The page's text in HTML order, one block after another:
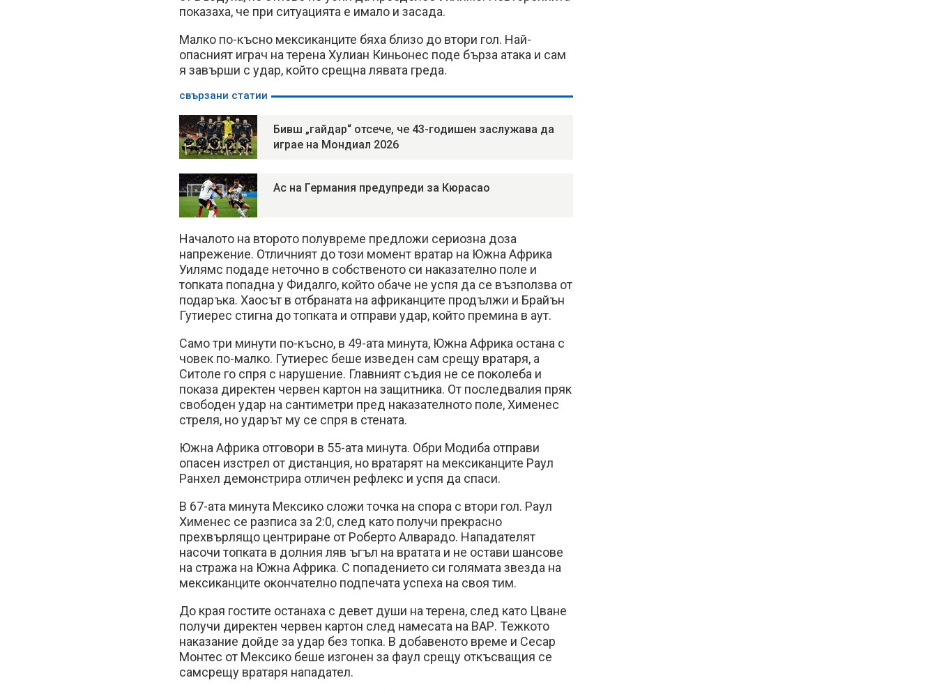
показаха, че при ситуацията е имало и засада.
Малко по-късно мексиканците бяха близо до втори гол. Най-
опасният играч на терена Хулиан Киньонес поде бърза атака и сам
я завърши с удар, който срещна лявата греда.
свързани статии
Бивш „гайдар“ отсече, че 43-годишен заслужава да
играе на Мондиал 2026
Ас на Германия предупреди за Кюрасао
Началото на второто полувреме предложи сериозна доза
напрежение. Отличният до този момент вратар на Южна Африка
Уилямс подаде неточно в собственото си наказателно поле и
топката попадна у Фидалго, който обаче не успя да се възползва от
подаръка. Хаосът в отбраната на африканците продължи и Брайън
Гутиерес стигна до топката и отправи удар, който премина в аут.
Само три минути по-късно, в 49-ата минута, Южна Африка остана с
човек по-малко. Гутиерес беше изведен сам срещу вратаря, а
Ситоле го спря с нарушение. Главният съдия не се поколеба и
показа директен червен картон на защитника. От последвалия пряк
свободен удар на сантиметри пред наказателното поле, Хименес
стреля, но ударът му се спря в стената.
Южна Африка отговори в 55-ата минута. Обри Модиба отправи
опасен изстрел от дистанция, но вратарят на мексиканците Раул
Ранхел демонстрира отличен рефлекс и успя да спаси.
В 67-ата минута Мексико сложи точка на спора с втори гол. Раул
Хименес се разписа за 2:0, след като получи прекрасно
прехвърлящо центриране от Роберто Алварадо. Нападателят
насочи топката в долния ляв ъгъл на вратата и не остави шансове
на стража на Южна Африка. С попадението си голямата звезда на
мексиканците окончателно подпечата успеха на своя тим.
До края гостите останаха с девет души на терена, след като Цване
получи директен червен картон след намесата на ВАР. Тежкото
наказание дойде за удар без топка. В добавеното време и Сесар
Монтес от Мексико беше изгонен за фаул срещу откъсващия се
самсрещу вратаря нападател.